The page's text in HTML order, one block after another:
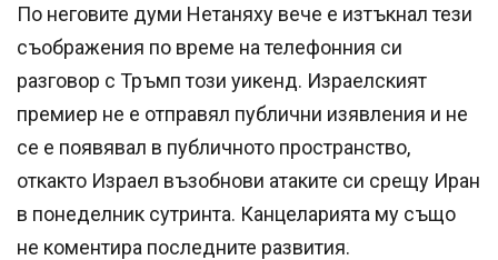
По неговите думи Нетаняху вече е изтъкнал тези
съображения по време на телефонния си
разговор с Тръмп този уикенд. Израелският
премиер не е отправял публични изявления и не
се е появявал в публичното пространство,
откакто Израел възобнови атаките си срещу Иран
в понеделник сутринта. Канцеларията му също
не коментира последните развития.